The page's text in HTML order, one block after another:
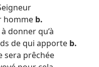
homme b.
à donner qu’à
de qui apporte b.
sera prêchée